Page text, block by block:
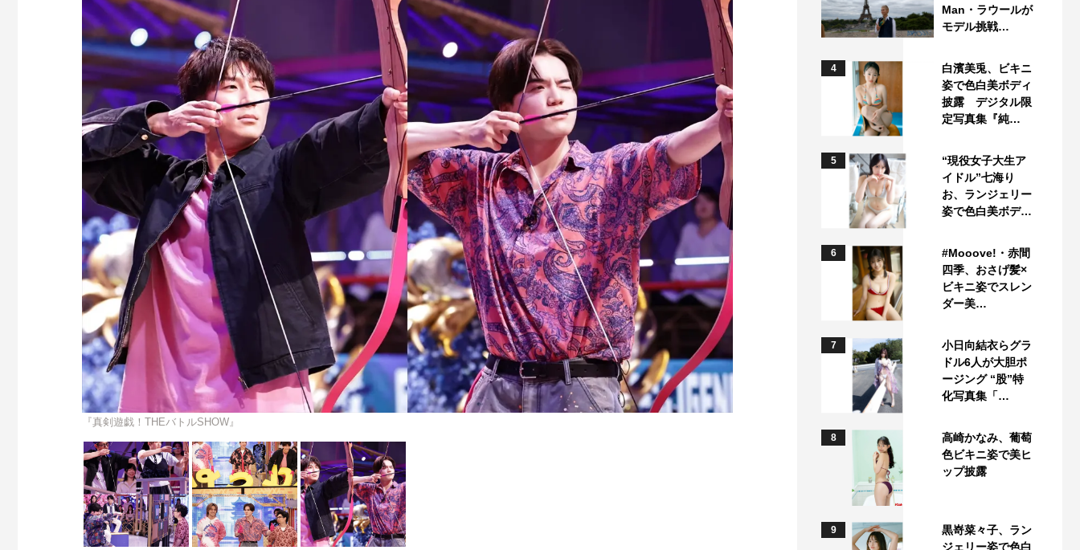
『真剣遊戯！THEバトルSHOW』
Man・ラウールが
モデル挑戦…
4
白濱美兎、ビキニ
姿で色白美ボディ
披露 デジタル限
定写真集『純…
5
“現役女子大生ア
イドル”七海り
お、ランジェリー
姿で色白美ボデ…
6
#Mooove!・赤間
四季、おさげ髪×
ビキニ姿でスレン
ダー美…
7
小日向結衣らグラ
ドル6人が大胆ポ
ージング “股”特
化写真集「…
8
高崎かなみ、葡萄
色ビキニ姿で美ヒ
ップ披露
9
黒嵜菜々子、ラン
ジェリー姿で色白